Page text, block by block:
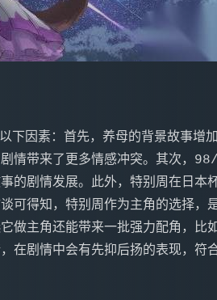
情带来了更多情感冲突。其次，
的剧情发展。此外，特别周在日本
可得知，特别周作为主角的选择，
做主角还能带来一批强力配角，比
在剧情中会有先抑后扬的表现，符